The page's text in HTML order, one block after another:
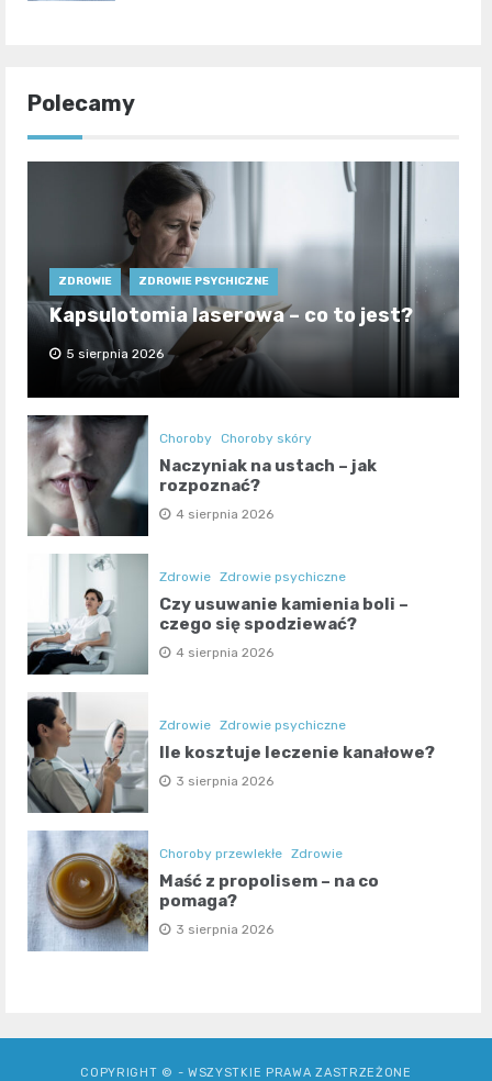
Polecamy
ZDROWIE ZDROWIE PSYCHICZNE
Kapsulotomia laserowa – co to jest?
5 sierpnia 2026
Choroby Choroby skóry
Naczyniak na ustach – jak
rozpoznać?
4 sierpnia 2026
Zdrowie Zdrowie psychiczne
Czy usuwanie kamienia boli –
czego się spodziewać?
4 sierpnia 2026
Zdrowie Zdrowie psychiczne
Ile kosztuje leczenie kanałowe?
3 sierpnia 2026
Choroby przewlekłe Zdrowie
Maść z propolisem – na co
pomaga?
3 sierpnia 2026
COPYRIGHT © - WSZYSTKIE PRAWA ZASTRZEŻONE